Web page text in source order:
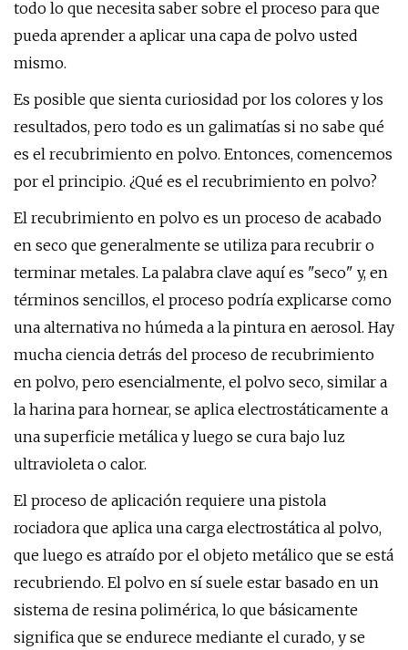
todo lo que necesita saber sobre el proceso para que
pueda aprender a aplicar una capa de polvo usted
mismo.
Es posible que sienta curiosidad por los colores y los
resultados, pero todo es un galimatías si no sabe qué
es el recubrimiento en polvo. Entonces, comencemos
por el principio. ¿Qué es el recubrimiento en polvo?
El recubrimiento en polvo es un proceso de acabado
en seco que generalmente se utiliza para recubrir o
terminar metales. La palabra clave aquí es "seco" y, en
términos sencillos, el proceso podría explicarse como
una alternativa no húmeda a la pintura en aerosol. Hay
mucha ciencia detrás del proceso de recubrimiento
en polvo, pero esencialmente, el polvo seco, similar a
la harina para hornear, se aplica electrostáticamente a
una superficie metálica y luego se cura bajo luz
ultravioleta o calor.
El proceso de aplicación requiere una pistola
rociadora que aplica una carga electrostática al polvo,
que luego es atraído por el objeto metálico que se está
recubriendo. El polvo en sí suele estar basado en un
sistema de resina polimérica, lo que básicamente
significa que se endurece mediante el curado, y se